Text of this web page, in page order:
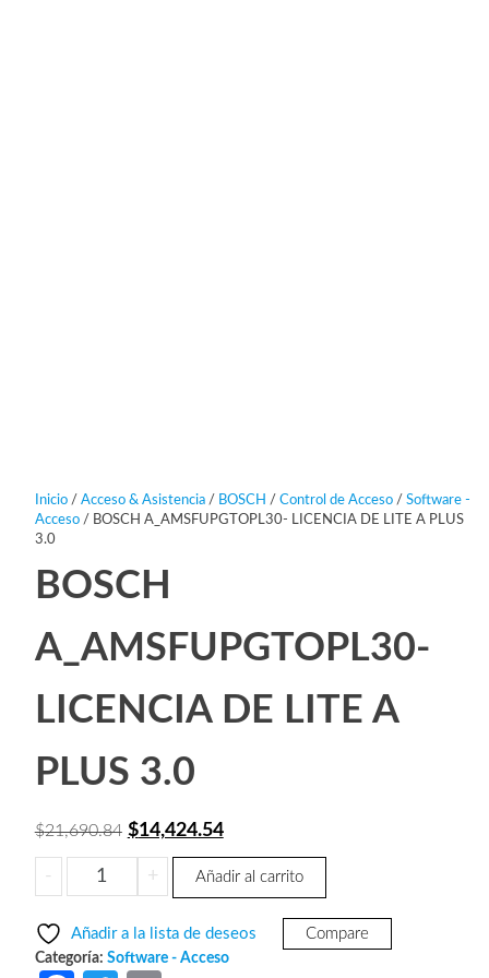
Inicio/ Acceso & Asistencia/ BOSCH / Control de Acceso/ Software -
Acceso/ BOSCH A_AMSFUPGTOPL30- LICENCIA DE LITE A PLUS
3.0
BOSCH
A_AMSFUPGTOPL30-
LICENCIA DE LITE A
PLUS 3.0
$21,690.84 El
precio
original
$21,690.84.
$14,424.54El
precio
$14,424.54.
-
BOSCH
A_AMSFUPGTOPL30-
LITE
+ Añadir al carrito
Añadir a la lista de deseos Compare
Categoría: Software - Acceso